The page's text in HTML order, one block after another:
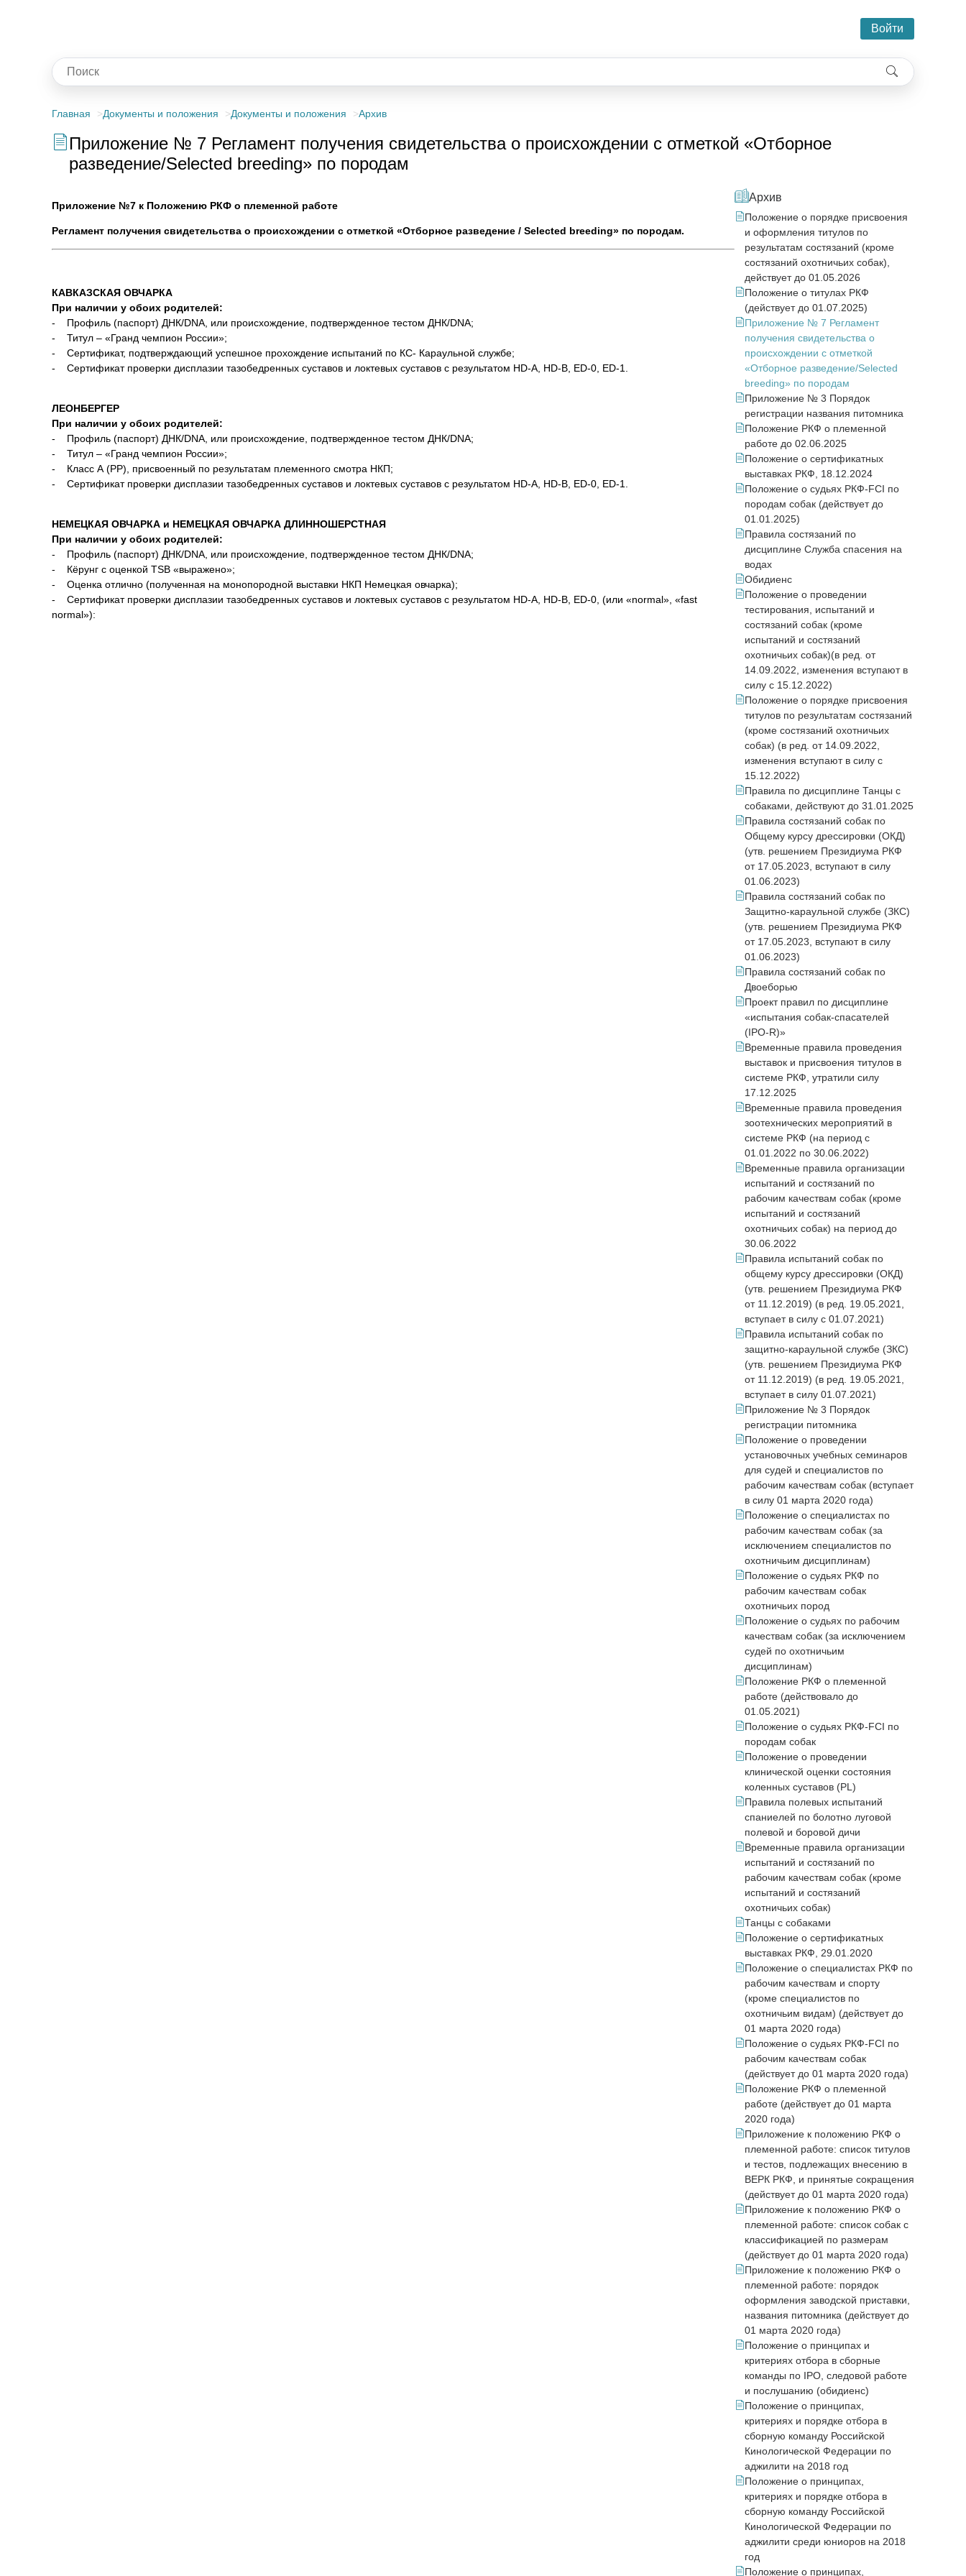
Войти
Главная Документы и положения Документы и положения Архив
Приложение № 7 Регламент получения свидетельства о происхождении с отметкой «Отборное
разведение/Selected breeding» по породам
Приложение №7 к Положению РКФ о племенной работе
Регламент получения свидетельства о происхождении с отметкой «Отборное разведение / Selected breeding» по породам.
КАВКАЗСКАЯ ОВЧАРКА
При наличии у обоих родителей:
- Профиль (паспорт) ДНК/DNA, или происхождение, подтвержденное тестом ДНК/DNA;
- Титул – «Гранд чемпион России»;
- Сертификат, подтверждающий успешное прохождение испытаний по КС- Караульной службе;
- Сертификат проверки дисплазии тазобедренных суставов и локтевых суставов с результатом HD-A, HD-B, ED-0, ED-1.
ЛЕОНБЕРГЕР
При наличии у обоих родителей:
- Профиль (паспорт) ДНК/DNA, или происхождение, подтвержденное тестом ДНК/DNA;
- Титул – «Гранд чемпион России»;
- Класс А (РР), присвоенный по результатам племенного смотра НКП;
- Сертификат проверки дисплазии тазобедренных суставов и локтевых суставов с результатом HD-A, HD-B, ED-0, ED-1.
НЕМЕЦКАЯ ОВЧАРКА и НЕМЕЦКАЯ ОВЧАРКА ДЛИННОШЕРСТНАЯ
При наличии у обоих родителей:
- Профиль (паспорт) ДНК/DNA, или происхождение, подтвержденное тестом ДНК/DNA;
- Кёрунг с оценкой TSB «выражено»;
- Оценка отлично (полученная на монопородной выставки НКП Немецкая овчарка);
- Сертификат проверки дисплазии тазобедренных суставов и локтевых суставов с результатом HD-A, HD-B, ED-0, (или «normal», «fast
normal»):
Архив
Положение о порядке присвоения
и оформления титулов по
результатам состязаний (кроме
состязаний охотничьих собак),
действует до 01.05.2026
Положение о титулах РКФ
(действует до 01.07.2025)
Приложение № 7 Регламент
получения свидетельства о
происхождении с отметкой
«Отборное разведение/Selected
breeding» по породам
Приложение № 3 Порядок
регистрации названия питомника
Положение РКФ о племенной
работе до 02.06.2025
Положение о сертификатных
выставках РКФ, 18.12.2024
Положение о судьях РКФ-FCI по
породам собак (действует до
01.01.2025)
Правила состязаний по
дисциплине Служба спасения на
водах
Обидиенс
Положение о проведении
тестирования, испытаний и
состязаний собак (кроме
испытаний и состязаний
охотничьих собак)(в ред. от
14.09.2022, изменения вступают в
силу с 15.12.2022)
Положение о порядке присвоения
титулов по результатам состязаний
(кроме состязаний охотничьих
собак) (в ред. от 14.09.2022,
изменения вступают в силу с
15.12.2022)
Правила по дисциплине Танцы с
собаками, действуют до 31.01.2025
Правила состязаний собак по
Общему курсу дрессировки (ОКД)
(утв. решением Президиума РКФ
от 17.05.2023, вступают в силу
01.06.2023)
Правила состязаний собак по
Защитно-караульной службе (ЗКС)
(утв. решением Президиума РКФ
от 17.05.2023, вступают в силу
01.06.2023)
Правила состязаний собак по
Двоеборью
Проект правил по дисциплине
«испытания собак-спасателей
(IPO-R)»
Временные правила проведения
выставок и присвоения титулов в
системе РКФ, утратили силу
17.12.2025
Временные правила проведения
зоотехнических мероприятий в
системе РКФ (на период с
01.01.2022 по 30.06.2022)
Временные правила организации
испытаний и состязаний по
рабочим качествам собак (кроме
испытаний и состязаний
охотничьих собак) на период до
30.06.2022
Правила испытаний собак по
общему курсу дрессировки (ОКД)
(утв. решением Президиума РКФ
от 11.12.2019) (в ред. 19.05.2021,
вступает в силу с 01.07.2021)
Правила испытаний собак по
защитно-караульной службе (ЗКС)
(утв. решением Президиума РКФ
от 11.12.2019) (в ред. 19.05.2021,
вступает в силу 01.07.2021)
Приложение № 3 Порядок
регистрации питомника
Положение о проведении
установочных учебных семинаров
для судей и специалистов по
рабочим качествам собак (вступает
в силу 01 марта 2020 года)
Положение о специалистах по
рабочим качествам собак (за
исключением специалистов по
охотничьим дисциплинам)
Положение о судьях РКФ по
рабочим качествам собак
охотничьих пород
Положение о судьях по рабочим
качествам собак (за исключением
судей по охотничьим
дисциплинам)
Положение РКФ о племенной
работе (действовало до
01.05.2021)
Положение о судьях РКФ-FCI по
породам собак
Положение о проведении
клинической оценки состояния
коленных суставов (PL)
Правила полевых испытаний
спаниелей по болотно луговой
полевой и боровой дичи
Временные правила организации
испытаний и состязаний по
рабочим качествам собак (кроме
испытаний и состязаний
охотничьих собак)
Танцы с собаками
Положение о сертификатных
выставках РКФ, 29.01.2020
Положение о специалистах РКФ по
рабочим качествам и спорту
(кроме специалистов по
охотничьим видам) (действует до
01 марта 2020 года)
Положение о судьях РКФ-FCI по
рабочим качествам собак
(действует до 01 марта 2020 года)
Положение РКФ о племенной
работе (действует до 01 марта
2020 года)
Приложение к положению РКФ о
племенной работе: список титулов
и тестов, подлежащих внесению в
ВЕРК РКФ, и принятые сокращения
(действует до 01 марта 2020 года)
Приложение к положению РКФ о
племенной работе: список собак с
классификацией по размерам
(действует до 01 марта 2020 года)
Приложение к положению РКФ о
племенной работе: порядок
оформления заводской приставки,
названия питомника (действует до
01 марта 2020 года)
Положение о принципах и
критериях отбора в сборные
команды по IPO, следовой работе
и послушанию (обидиенс)
Положение о принципах,
критериях и порядке отбора в
сборную команду Российской
Кинологической Федерации по
аджилити на 2018 год
Положение о принципах,
критериях и порядке отбора в
сборную команду Российской
Кинологической Федерации по
аджилити среди юниоров на 2018
год
Положение о принципах,